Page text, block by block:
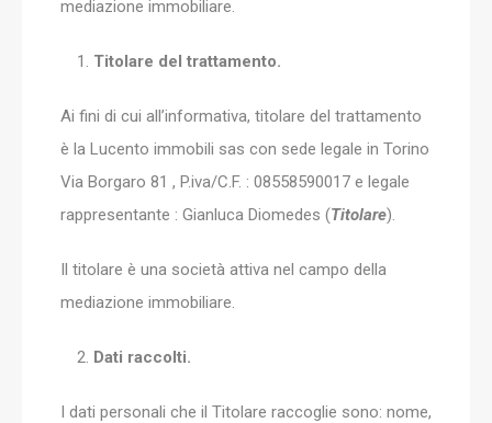
mediazione immobiliare.
Titolare del trattamento.
Ai fini di cui all’informativa, titolare del trattamento
è la Lucento immobili sas con sede legale in Torino
Via Borgaro 81 , P.iva/C.F. : 08558590017 e legale
rappresentante : Gianluca Diomedes (Titolare).
Il titolare è una società attiva nel campo della
mediazione immobiliare.
Dati raccolti.
I dati personali che il Titolare raccoglie sono: nome,